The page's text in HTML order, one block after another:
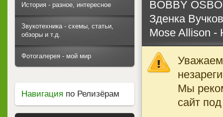
BOBBY
Зденка
Mose Allison -
Мы
сайт
История - разное, интересное
Звукотехника - схемы, статьи,
обзоры и т.д.
Фотогалерея - мой мир
Навигация по Релизёрам